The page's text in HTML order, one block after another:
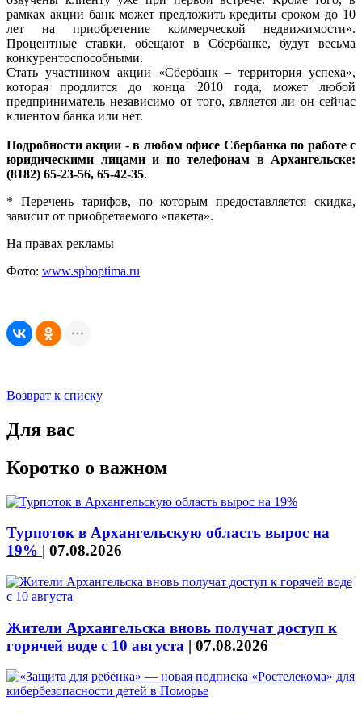
рамках акции банк может предложить кредиты сроком до 10
лет на приобретение коммерческой недвижимости».
Процентные ставки, обещают в Сбербанке, будут весьма
конкурентоспособными.
Стать участником акции «Сбербанк – территория успеха»,
которая продлится до конца 2010 года, может любой
предприниматель независимо от того, является ли он сейчас
клиентом банка или нет.
Подробности акции - в любом офисе Сбербанка по работе с
юридическими лицами и по телефонам в Архангельске:
(8182) 65-23-56, 65-42-35.
* Перечень тарифов, по которым предоставляется скидка,
зависит от приобретаемого «пакета».
На правах рекламы
Фото: www.spboptima.ru
Возврат к списку
Для вас
Коротко о важном
Турпоток в Архангельскую область вырос на
19% | 07.08.2026
Жители Архангельска вновь получат доступ к
горячей воде с 10 августа | 07.08.2026